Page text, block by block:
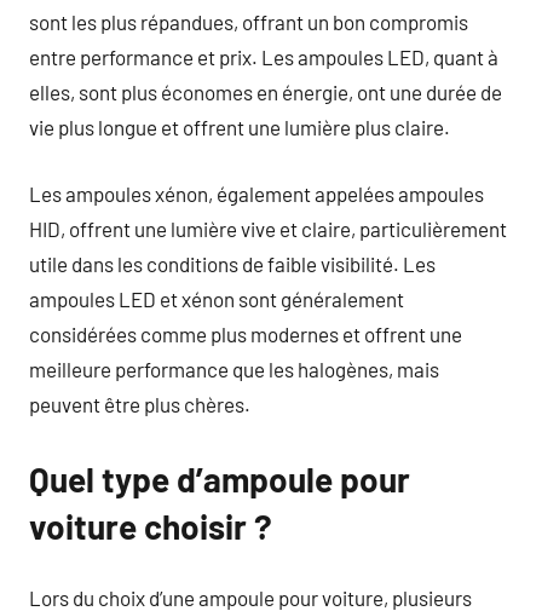
sont les plus répandues, offrant un bon compromis
entre performance et prix. Les ampoules LED, quant à
elles, sont plus économes en énergie, ont une durée de
vie plus longue et offrent une lumière plus claire.
Les ampoules xénon, également appelées ampoules
HID, offrent une lumière vive et claire, particulièrement
utile dans les conditions de faible visibilité. Les
ampoules LED et xénon sont généralement
considérées comme plus modernes et offrent une
meilleure performance que les halogènes, mais
peuvent être plus chères.
Quel type d’ampoule pour
voiture choisir ?
Lors du choix d’une ampoule pour voiture, plusieurs